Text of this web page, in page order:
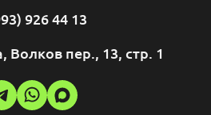
926 44 13
Волков пер., 13, стр. 1